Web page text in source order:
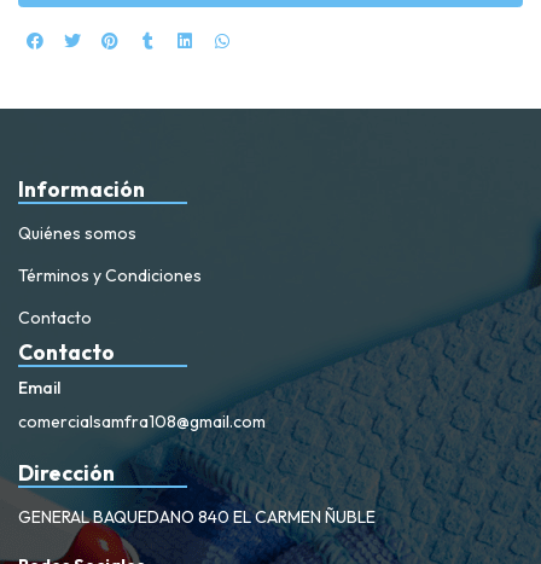
Información
Quiénes somos
Términos y Condiciones
Contacto
Contacto
Email
comercialsamfra108@gmail.com
Dirección
GENERAL BAQUEDANO 840 EL CARMEN ÑUBLE